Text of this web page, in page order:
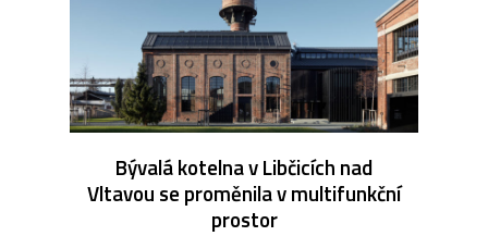
Bývalá kotelna v Libčicích nad
Vltavou se proměnila v multifunkční
prostor